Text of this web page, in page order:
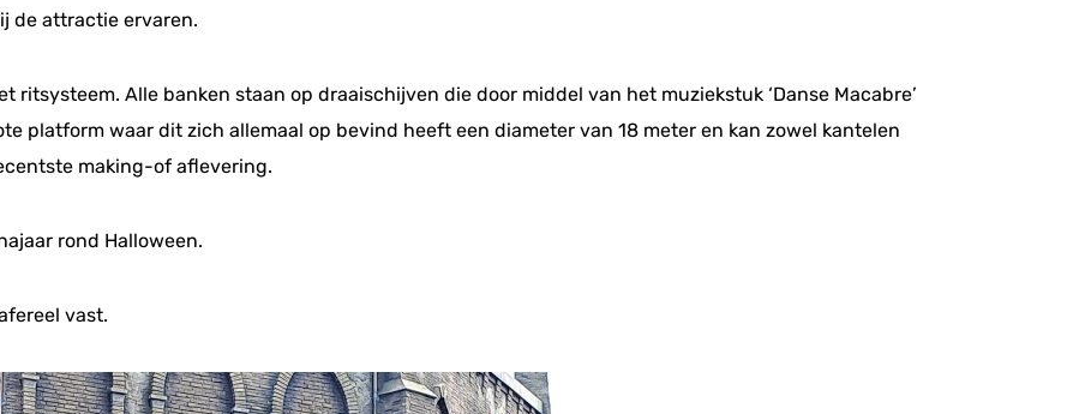
de attractie ervaren.
ritsysteem. Alle banken staan op draaischijven die door middel van het muziekstuk ‘Danse Macabre’
platform waar dit zich allemaal op bevind heeft een diameter van 18 meter en kan zowel kantelen
making-of aflevering.
rond Halloween.
vast.